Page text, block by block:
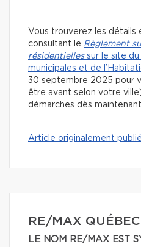
Vous trouverez les détails
consultant le Règlement
résidentiellessur le site du
municipales et de
30 septembre 2025 pour
être avant selon votre
démarches dès maintenant.
Article originalement
RE/MAX QUÉBEC
LE NOM RE/MAX EST